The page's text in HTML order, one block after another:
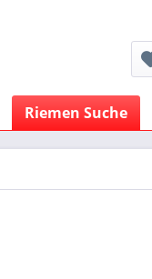
Riemen Suche